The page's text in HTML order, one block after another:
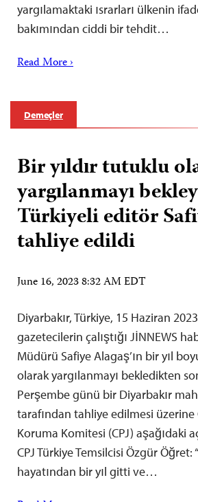
yargılamaktaki ısrarları ülkenin
bakımından ciddi bir tehdit…
Read More ›
Demeçler
Bir yıldır tutuklu
yargılanmayı
Türkiyeli editör
tahliye edildi
June 16, 2023 8:32 AM EDT
Diyarbakır, Türkiye, 15 Haziran
gazetecilerin çalıştığı JİNNEWS
Müdürü Safiye Alagaş’ın bir yıl
olarak yargılanmayı bekledikten
Perşembe günü bir Diyarbakır
tarafından tahliye edilmesi üzerine
Koruma Komitesi (CPJ) aşağıdaki
CPJ Türkiye Temsilcisi Özgür Öğret:
hayatından bir yıl gitti ve…